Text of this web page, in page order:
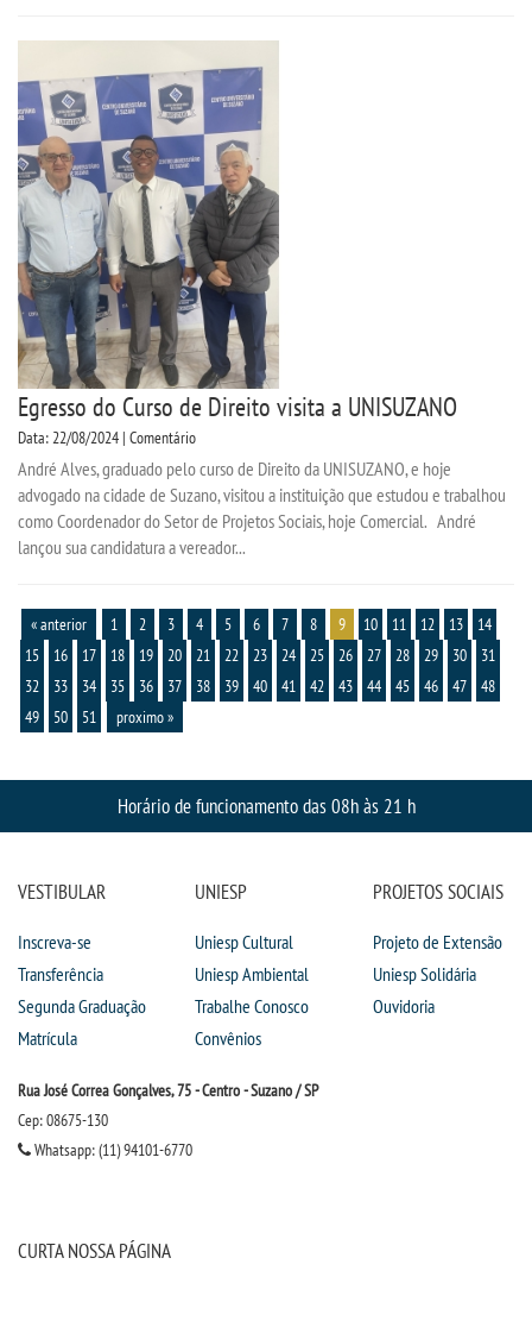
Egresso do Curso de Direito visita a UNISUZANO
Data: 22/08/2024 | Comentário
André Alves, graduado pelo curso de Direito da UNISUZANO, e hoje
advogado na cidade de Suzano, visitou a instituição que estudou e trabalhou
como Coordenador do Setor de Projetos Sociais, hoje Comercial. André
lançou sua candidatura a vereador...
« anterior 1 2 3 4 5 6 7 8 9 10 11 12 13
14
15
16 17 18 19 20 21 22 23 24 25 26 27 28 29 30
31
32
33 34 35 36 37 38 39 40 41 42 43 44 45 46 47
48
49
50 51 proximo »
Horário de funcionamento das 08h às 21 h
VESTIBULAR
Inscreva-se
Transferência
Segunda Graduação
Matrícula
UNIESP
Uniesp Cultural
Uniesp Ambiental
Trabalhe Conosco
Convênios
PROJETOS SOCIAIS
Projeto de Extensão
Uniesp Solidária
Ouvidoria
Rua José Correa Gonçalves, 75 - Centro - Suzano / SP
Cep: 08675-130
Whatsapp: (11) 94101-6770
CURTA NOSSA PÁGINA